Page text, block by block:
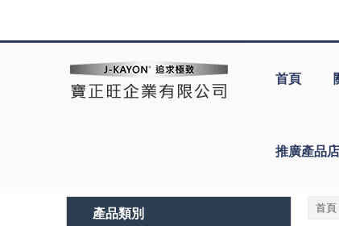
首頁
推廣產品
產品類別 首頁